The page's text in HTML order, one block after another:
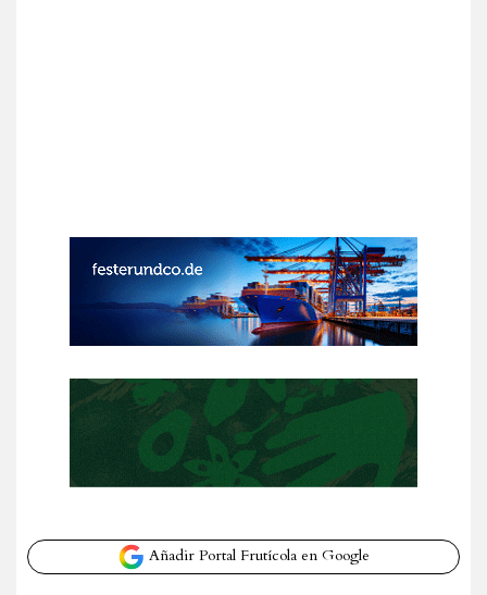
Añadir Portal Frutícola en Google